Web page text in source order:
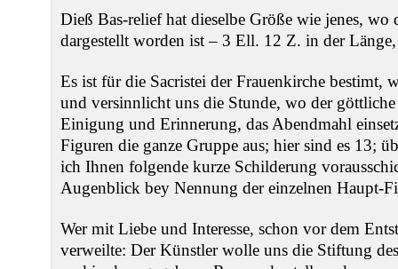
Dieß Bas-relief hat dieselbe Größe wie jenes, wo
dargestellt worden ist – 3 Ell. 12 Z. in der
Es ist für die Sacristei der Frauenkirche bestimt,
und versinnlicht uns die Stunde, wo der
Einigung und Erinnerung, das Abendmahl
Figuren die ganze Gruppe aus; hier sind es 13;
ich Ihnen folgende kurze Schilderung
Augenblick bey Nennung der einzelnen Haupt-
Wer mit Liebe und Interesse, schon vor dem
verweilte: Der Künstler wolle uns die Stiftung